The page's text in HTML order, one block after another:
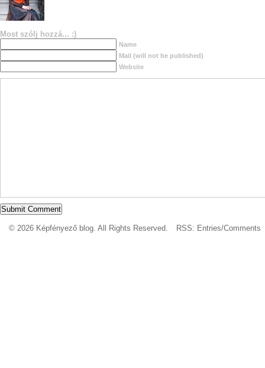
Most szólj hozzá... :)
Name
Mail (will not be published)
Website
© 2026 Képfényező blog. All Rights Reserved. RSS: Entries/Comments